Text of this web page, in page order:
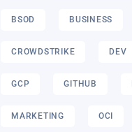
BSOD BUSINESS
CROWDSTRIKE DEV
GCP GITHUB
MARKETING OCI